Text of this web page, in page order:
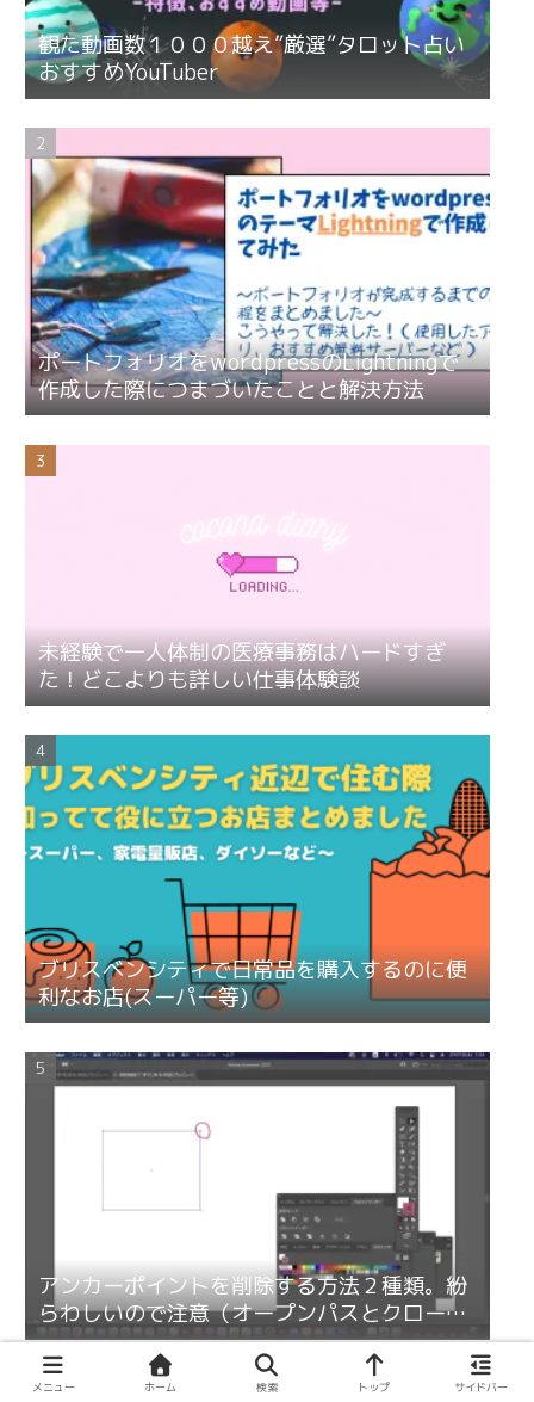
観た動画数１０００越え”厳選”タロット占い
おすすめYouTuber
ポートフォリオをwordpressのLightningで
作成した際につまづいたことと解決方法
未経験で一人体制の医療事務はハードすぎ
た！どこよりも詳しい仕事体験談
ブリスベンシティで日常品を購入するのに便
利なお店(スーパー等)
アンカーポイントを削除する方法２種類。紛
らわしいので注意（オープンパスとクローズ
パス）
メニュー ホーム 検索 トップ サイドバー